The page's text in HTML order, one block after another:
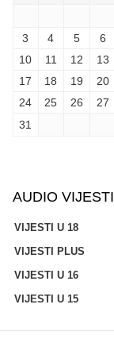
3
4 5 6
10
11 12 13
17
18 19 20
24
25 26 27
31
AUDIO VIJESTI
VIJESTI U 18
VIJESTI PLUS
VIJESTI U 16
VIJESTI U 15